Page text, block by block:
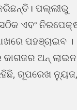
ପଲ୍ଲୀରୁ
ଏବଂ
ପହଞ୍ଚାଇବ ।
ଅନ୍ ଲାଇନ
ରୂପରେଖ ନ୍ୟୁଜ,